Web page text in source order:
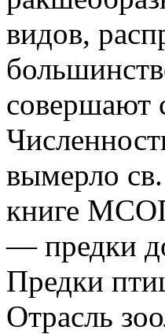
видов,
совершают
вымерло
книге
— предки
Предки
Отрасль